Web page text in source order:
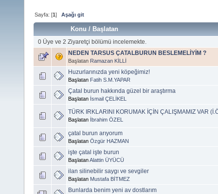
Sayfa: [1]Aşağı git
Konu /Başlatan
0 Üye ve 2 Ziyaretçi bölümü incelemekte.
NEDEN TARSUS ÇATALBURUN BESLEMELİYİM ?
Başlatan Ramazan KİLLİ
Huzurlarınızda yeni köpeğimiz!
Başlatan Fatih S.M.YAPAR
Çatal burun hakkında güzel bir araştırma
Başlatan İsmail ÇELİKEL
TÜRK IRKLARINI KORUMAK İÇİN ÇALIŞMAMIZ VAR
Başlatan İbrahim ÖZEL
çatal burun arıyorum
Başlatan Özgür HAZMAN
işte çatal işte burun
BaşlatanAlattin ÜYÜCÜ
ilan silinebilir saygı ve sevgiler
Başlatan Mustafa BİTMEZ
Bunlarda benim yeni av dostlarım